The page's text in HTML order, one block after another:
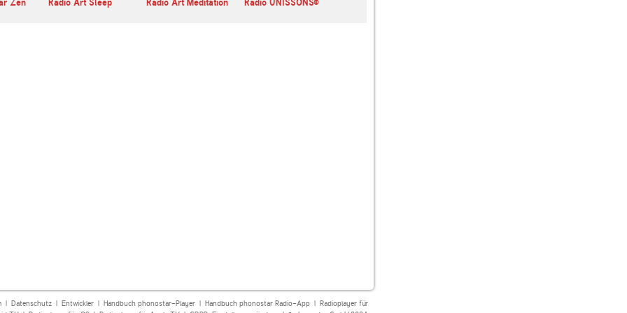
Zen Radio Art Sleep Radio Art Meditation Radio UNISSONS©
| Datenschutz| Entwickler| Handbuch phonostar-Player| Handbuch phonostar Radio-App| Radioplayer für